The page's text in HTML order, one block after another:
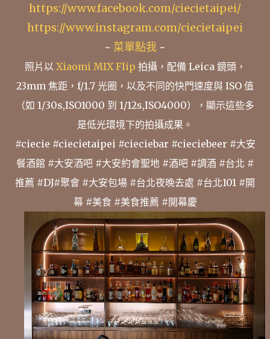
https://www.facebook.com/ciecietaipei/
https://www.instagram.com/ciecietaipei
~ 菜單點我 ~
照片以 Xiaomi MIX Flip 拍攝，配備 Leica 鏡頭，
23mm 焦距，f/1.7 光圈，以及不同的快門速度與 ISO 值
（如 1/30s,ISO1000 到 1/12s,ISO4000），顯示這些多
是低光環境下的拍攝成果。
#ciecie #ciecietaipei #cieciebar #cieciebeer #大安
餐酒館 #大安酒吧 #大安約會聖地 #酒吧 #調酒 #台北 #
推薦 #DJ#聚會 #大安包場 #台北夜晚去處 #台北101 #開
幕 #美食 #美食推薦 #開幕慶